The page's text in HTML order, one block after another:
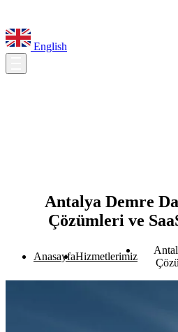
English
Antalya Demre
Çözümleri ve
AnasayfaHizmetlerimiz